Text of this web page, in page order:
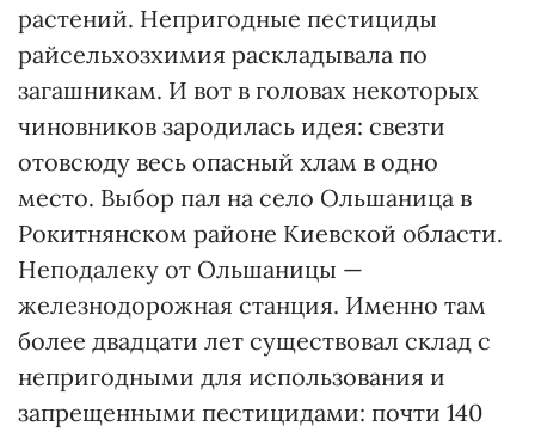
растений. Непригодные пестициды
райсельхозхимия раскладывала по
загашникам. И вот в головах некоторых
чиновников зародилась идея: свезти
отовсюду весь опасный хлам в одно
место. Выбор пал на село Ольшаница в
Рокитнянском районе Киевской области.
Неподалеку от Ольшаницы —
железнодорожная станция. Именно там
более двадцати лет существовал склад с
непригодными для использования и
запрещенными пестицидами: почти 140